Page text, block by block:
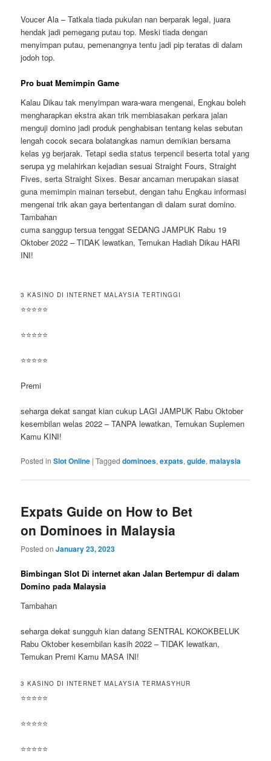
Voucer Ala – Tatkala tiada pukulan nan berparak legal, juara
hendak jadi pemegang putau top. Meski tiada dengan
menyimpan putau, pemenangnya tentu jadi pip teratas di dalam
jodoh top.
Pro buat Memimpin Game
Kalau Dikau tak menyimpan wara-wara mengenai, Engkau boleh
mengharapkan ekstra akan trik membiasakan perkara jalan
menguji domino jadi produk penghabisan tentang kelas sebutan
lengah cocok secara bolatangkas namun demikian bersama
kelas yg berjarak. Tetapi sedia status terpencil beserta total yang
serupa yg melahirkan kejadian sesuai Straight Fours, Straight
Fives, serta Straight Sixes. Besar ancaman merupakan siasat
guna memimpin mainan tersebut, dengan tahu Engkau informasi
mengenai trik akan gaya bertentangan di dalam surat domino.
Tambahan
cuma sanggup tersua tenggat SEDANG JAMPUK Rabu 19
Oktober 2022 – TIDAK lewatkan, Temukan Hadiah Dikau HARI
INI!
3 KASINO DI INTERNET MALAYSIA TERTINGGI
⭐⭐⭐⭐⭐
⭐⭐⭐⭐⭐
⭐⭐⭐⭐⭐
Premi
seharga dekat sangat kian cukup LAGI JAMPUK Rabu Oktober
kesembilan welas 2022 – TANPA lewatkan, Temukan Suplemen
Kamu KINI!
Posted in Slot Online |Tagged dominoes,expats,guide,malaysia
Expats Guide on How to Bet
on Dominoes in Malaysia
Posted onJanuary 23, 2023
Bimbingan Slot Di internet akan Jalan Bertempur di dalam
Domino pada Malaysia
Tambahan
seharga dekat sungguh kian datang SENTRAL KOKOKBELUK
Rabu Oktober kesembilan kasih 2022 – TIDAK lewatkan,
Temukan Premi Kamu MASA INI!
3 KASINO DI INTERNET MALAYSIA TERMASYHUR
⭐⭐⭐⭐⭐
⭐⭐⭐⭐⭐
⭐⭐⭐⭐⭐